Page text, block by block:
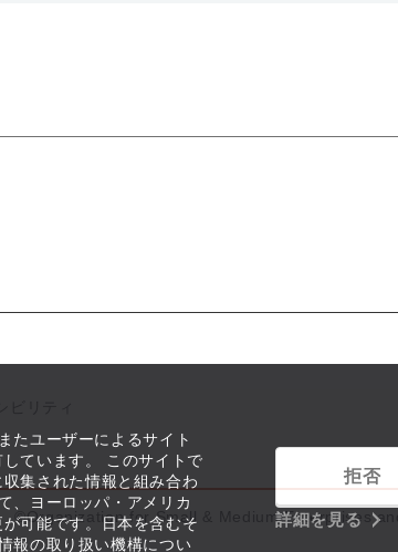
たユーザーによるサイト
ています。 このサイトで
集された情報と組み合わ
、ヨーロッパ・アメリカ
可能です。日本を含むそ
報の取り扱い機構につい
拒否
詳細を見る
©Organization for Small & Medium Enterprises